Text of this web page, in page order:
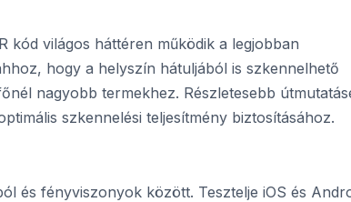
kód világos háttéren működik a legjobban
hogy a helyszín hátuljából is szkennelhető
nagyobb termekhez. Részletesebb
szkennelési teljesítmény biztosításához.
és fényviszonyok között. Tesztelje iOS és